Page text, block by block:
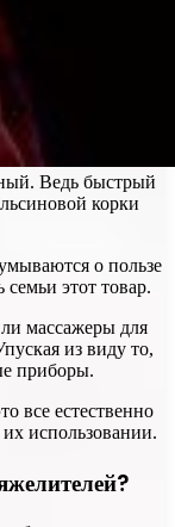
Ведь быстрый
корки
о пользе
этот товар.
массажеры для
из виду то,
приборы.
все естественно
использовании.